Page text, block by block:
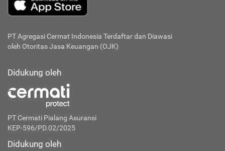
PT Agregasi Cermat Indonesia Terdaftar dan Diawasi
oleh Otoritas Jasa Keuangan (OJK)
Didukung oleh
PT Cermati Pialang Asuransi
KEP-596/PD.02/2025
Didukung oleh